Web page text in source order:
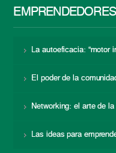
EMPRENDEDORES
La autoeficacia: “motor
El poder de la
Networking: el arte de la
Las ideas para